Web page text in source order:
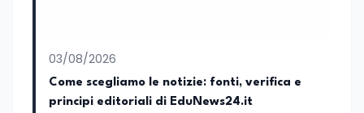
collaborando con le Camera di
Appassionato di storia, di sociologia e di
costume, spesso racconto all’interno
03/08/2026
Come scegliamo le notizie: fonti, verifica e
principi editoriali di EduNews24.it